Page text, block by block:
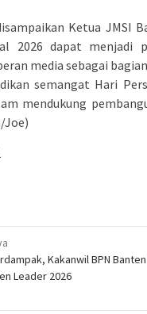
Ketua JMSI
2026 dapat menjadi
media sebagai
semangat Hari
mendukung
Joe)
Kakanwil BPN Banten
Leader 2026